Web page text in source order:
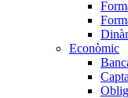
Econòmic